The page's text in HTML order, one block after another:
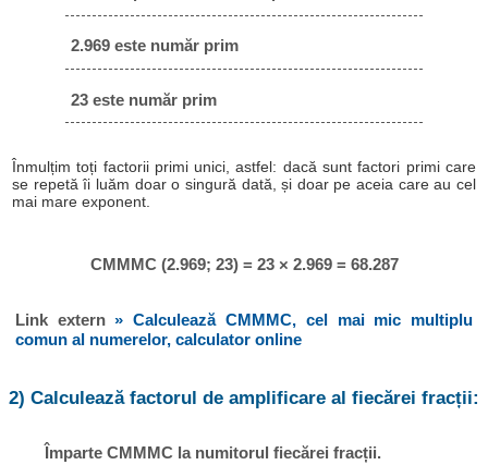
2.969 este număr prim
23 este număr prim
Înmulțim toți factorii primi unici, astfel: dacă sunt factori primi care
se repetă îi luăm doar o singură dată, și doar pe aceia care au cel
mai mare exponent.
CMMMC (2.969; 23) = 23 × 2.969 = 68.287
Link extern» Calculează CMMMC, cel mai mic multiplu
comun al numerelor, calculator online
2) Calculează factorul de amplificare al fiecărei fracții:
Împarte CMMMC la numitorul fiecărei fracții.